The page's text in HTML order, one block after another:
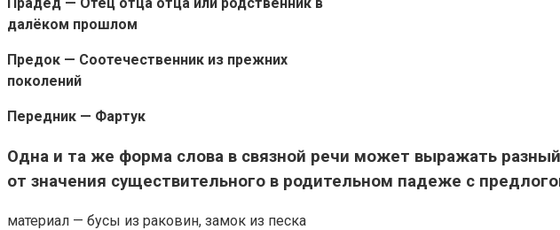
далёком прошлом
Предок — Соотечественник из прежних
поколений
Передник — Фартук
Одна и та же форма слова в связной речи может выражать
от значения существительного в родительном падеже с
материал — бусы из раковин, замок из песка